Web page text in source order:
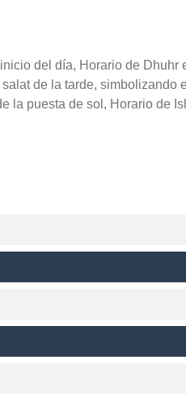
del día, Horario de
de la tarde, simbolizando
la puesta de sol, Horario de